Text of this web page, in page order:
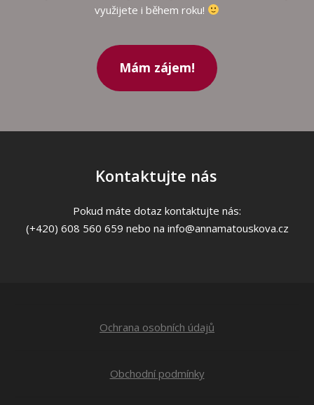
využijete i během roku!
Mám zájem!
Kontaktujte nás
Pokud máte dotaz kontaktujte nás:
(+420) 608 560 659 nebo na info@annamatouskova.cz
Ochrana osobních údajů
Obchodní podmínky